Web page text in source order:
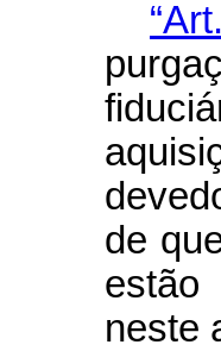
de
neste